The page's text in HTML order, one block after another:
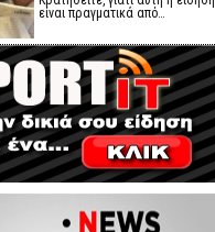
είναι πραγματικά από…